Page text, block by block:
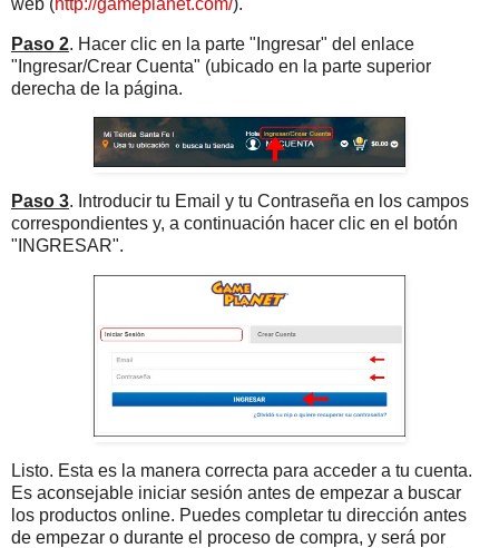
Paso 2. Hacer clic en la parte "Ingresar" del enlace
"Ingresar/Crear Cuenta" (ubicado en la parte superior
derecha de la página.
Paso 3. Introducir tu Email y tu Contraseña en los campos
correspondientes y, a continuación hacer clic en el botón
"INGRESAR".
Listo. Esta es la manera correcta para acceder a tu cuenta.
Es aconsejable iniciar sesión antes de empezar a buscar
los productos online. Puedes completar tu dirección antes
de empezar o durante el proceso de compra, y será por